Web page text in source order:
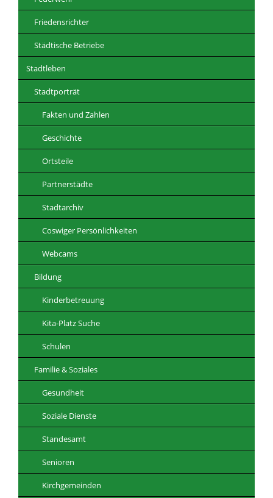
Friedensrichter
Städtische Betriebe
Stadtleben
Stadtporträt
Fakten und Zahlen
Geschichte
Ortsteile
Partnerstädte
Stadtarchiv
Coswiger Persönlichkeiten
Webcams
Bildung
Kinderbetreuung
Kita-Platz Suche
Schulen
Familie & Soziales
Gesundheit
Soziale Dienste
Standesamt
Senioren
Kirchgemeinden